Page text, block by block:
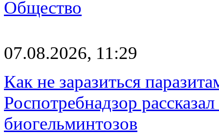
Общество
07.08.2026, 11:29
Как не заразиться
Роспотребнадзор
биогельминтозов